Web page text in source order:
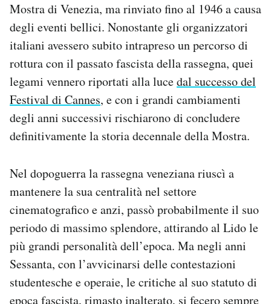
Mostra di Venezia, ma rinviato fino al 1946 a causa
degli eventi bellici. Nonostante gli organizzatori
italiani avessero subito intrapreso un percorso di
rottura con il passato fascista della rassegna, quei
legami vennero riportati alla lucedal successo del
Festival di Cannes, e con i grandi cambiamenti
degli anni successivi rischiarono di concludere
definitivamente la storia decennale della Mostra.
Nel dopoguerra la rassegna veneziana riuscì a
mantenere la sua centralità nel settore
cinematografico e anzi, passò probabilmente il suo
periodo di massimo splendore, attirando al Lido le
più grandi personalità dell’epoca. Ma negli anni
Sessanta, con l’avvicinarsi delle contestazioni
studentesche e operaie, le critiche al suo statuto di
epoca fascista, rimasto inalterato, si fecero sempre